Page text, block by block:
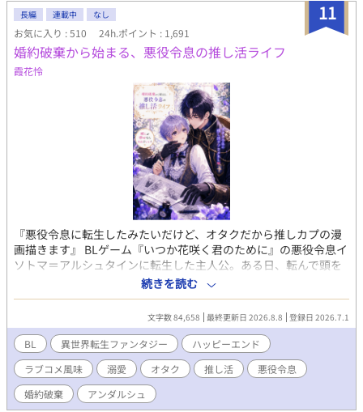
席だからと弟を見下し、蔑むような笑みを口元に浮かべた」と言
われた。さすがにその日は夜ベッドでこっそり泣いた。 成績だっ
て学年トップを維持してる。なのに「公爵家の権力を利用して裏
から手を回し成績を操作している」と思われている。 なんでなん
だ！なんなら寝る間も惜しんで頑張っているのに！ こんな感じで
全てが「悪役ムーブ」に変換されてしまう。 弟が可愛らしいタイ
プで人懐こい愛されキャラなのもまた俺を悪役に見せるのに一役
かっていた。 このままいったら主人公を虐げた冷酷な兄として断
罪され、僻地で無念の死を遂げることになる。 おかしいだろう
が！ そのどれもこれも俺が「悪役令息」だから。 そういう役回り
だから。 俺の心は折れた。 これまでは皆に誤解され遠巻きにされ
てきた。 親には「可愛げがない」と言われ、弟は何をしても褒め
て可愛がるくせに、俺は主席になろうが「長男なのだから当たり
前」。 それでも「頑張っていたらいつか分かってくれる」と不平
不満もいわずに我慢してきた。 だが、何をしたって「悪役令息」
なら意味なんてない。 どうせ悪役にされるのなら、いっそ好き勝
手に生きてやろう。 悪役上等！これからは我慢なんてしない。 家
の為だとか長男だとか知ったことか！ こんな家、レオリースにく
れてやる！ 俺は俺で独立して裕福な平民として生きる。 幸い前世
の知識も思い出したから、生活能力はあると思う。平民暮らしも
なんの問題もない。 前世の知識を活かし、自分の道は自分で切り
開くのだ。 ※※※※※※※※ お陰様で、7月にアルファポリス様
よりアンダルシュノベルズｂにて書籍化していただくこととなり
ました♡ ありがとうございますううう！！ イイネやコメントおま
ちしております♡
11
長編 連載中 なし
お気に入り : 510 24h.ポイント : 1,691
婚約破棄から始まる、悪役令息の推し活ライフ
霞花怜
『悪役令息に転生したみたいだけど、オタクだから推しカプの漫
画描きます』 BLゲーム『いつか花咲く君のために』の悪役令息イ
ソトマ＝アルシュタインに転生した主人公。ある日、転んで頭を
打った拍子に、彼は思い出した。自分の前世がオタクだったとい
うことを。 イソトマの推しカプは『いつ花』のメインカプである
ルシアンとリリーだ。激推しするあまり、同人で漫画を描いてい
た。婚約破棄の断罪イベントですら、推しを拝める至福の時間。
そんな彼の推し活ライフは、まさに婚約破棄から始まる。推しを
愛でるため、イソトマは円満な婚約解消を試みる。現実に打ちひ
しがれながらも、オタク仲間のアルエと漫画を描く楽しい日々を
満喫中。推しキャラである護衛騎士のディルクとも、何となく仲
良くなれて、楽しくなってきた。 なのに、ゲーム主人公のリリー
続きを読む
文字数 84,658 最終更新日 2026.8.8 登録日 2026.7.1
BL 異世界転生ファンタジー
ハッピーエンド
ラブコメ風味
溺愛 オタク 推し活
悪役令息
婚約破棄
アンダルシュ